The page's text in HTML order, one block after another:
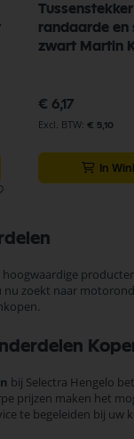
randaarde en
zwart Martin
€ 6,17
€ 5,10
In
nu zoekt naar
bij Selectra Hengelo
prijzen maken het
te begeleiden bij uw